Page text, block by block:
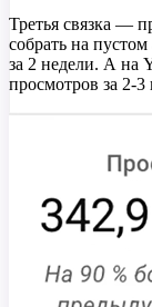
Третья связка —
собрать на
за 2 недели. А на
просмотров за 2-3